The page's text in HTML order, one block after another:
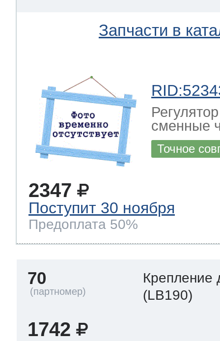
Запчасти в
сменные
Точное
2347
Поступит 30 ноября
Предоплата 50%
70
Крепление
(LB190)
1742